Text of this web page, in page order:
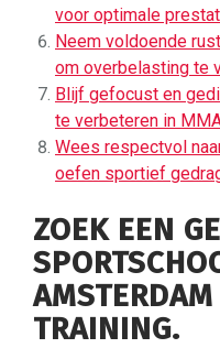
voor optimale
Neem voldoende
om overbelasting te
Blijf gefocust en
te verbeteren in
Wees respectvol
oefen sportief
ZOEK EEN
TRAINING.